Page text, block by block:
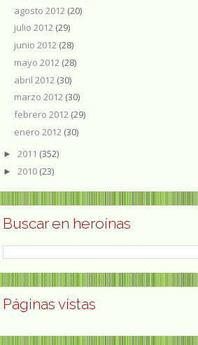
agosto 2012 (20)
julio 2012 (29)
junio 2012 (28)
mayo 2012 (28)
abril 2012 (30)
marzo 2012 (30)
febrero 2012 (29)
enero 2012 (30)
► 2011 (352)
► 2010 (23)
Buscar en heroínas
Páginas vistas